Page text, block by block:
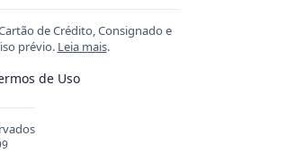
de Crédito, Consignado e
prévio. Leia mais.
de Uso